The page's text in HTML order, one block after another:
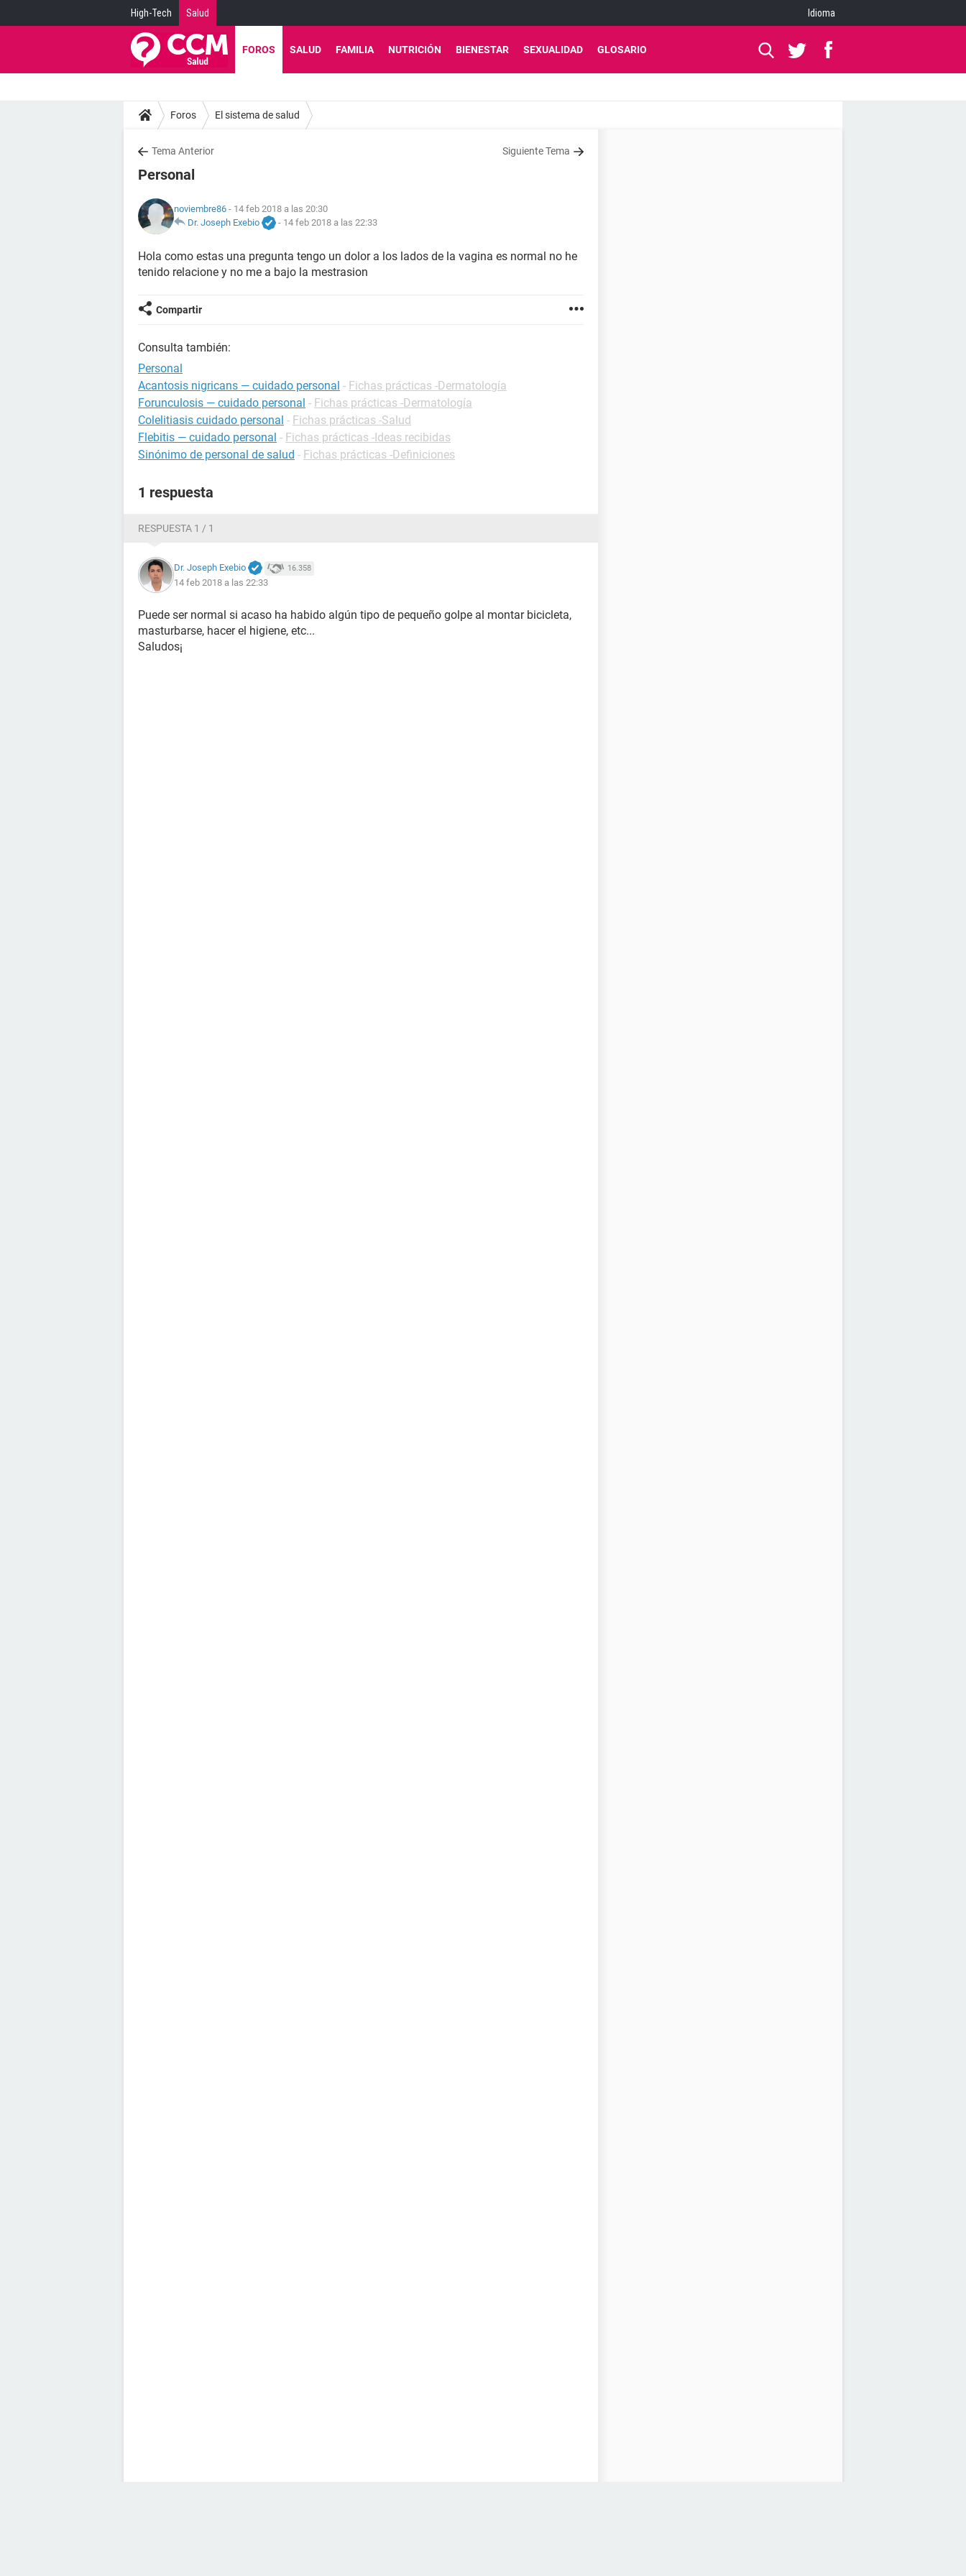
High-Tech Salud Idioma
FOROS SALUD FAMILIA NUTRICIÓN BIENESTAR SEXUALIDAD GLOSARIO
Foros El sistema de salud
Tema Anterior Siguiente Tema
Personal
noviembre86 - 14 feb 2018 a las 20:30
Dr. Joseph Exebio
- 14 feb 2018 a las 22:33
Hola como estas una pregunta tengo un dolor a los lados de la vagina es normal no he
tenido relacione y no me a bajo la mestrasion
Compartir
Consulta también:
Personal
Acantosis nigricans — cuidado personal - Fichas prácticas -Dermatología
Forunculosis — cuidado personal - Fichas prácticas -Dermatología
Colelitiasis cuidado personal - Fichas prácticas -Salud
Flebitis — cuidado personal - Fichas prácticas -Ideas recibidas
Sinónimo de personal de salud - Fichas prácticas -Definiciones
1 respuesta
RESPUESTA 1 / 1
Dr. Joseph Exebio 16.358
14 feb 2018 a las 22:33
Puede ser normal si acaso ha habido algún tipo de pequeño golpe al montar bicicleta,
masturbarse, hacer el higiene, etc...
Saludos¡